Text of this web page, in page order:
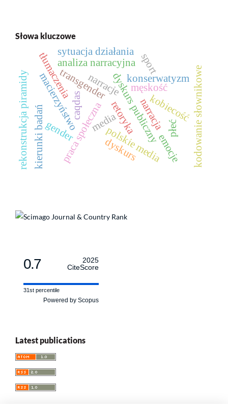
Słowa kluczowe
konserwatyzm
dyskurs publiczny
retoryka
narracje
media narracja
praca społeczna
męskość
kobiecość
płeć
gender
transgender
polskie media
sport
macierzyństwo
dyskurs
analiza narracyjna
caqdas kodowanie słownikowe
kierunki badań
rekonstrukcja piramidy tłumaczenia
emocje
sytuacja działania
0.7
2025
CiteScore
31st percentile
Powered by Scopus
Latest publications